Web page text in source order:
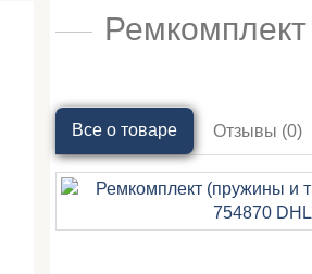
Все о товаре Отзывы (0)